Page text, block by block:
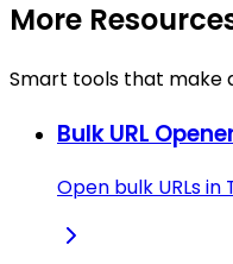
More
Smart tools that make
Bulk URL
Open bulk URLs in